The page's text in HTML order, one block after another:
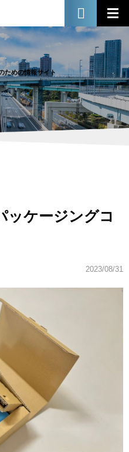
ための情報サイト
ッケージングコ
2023/08/31